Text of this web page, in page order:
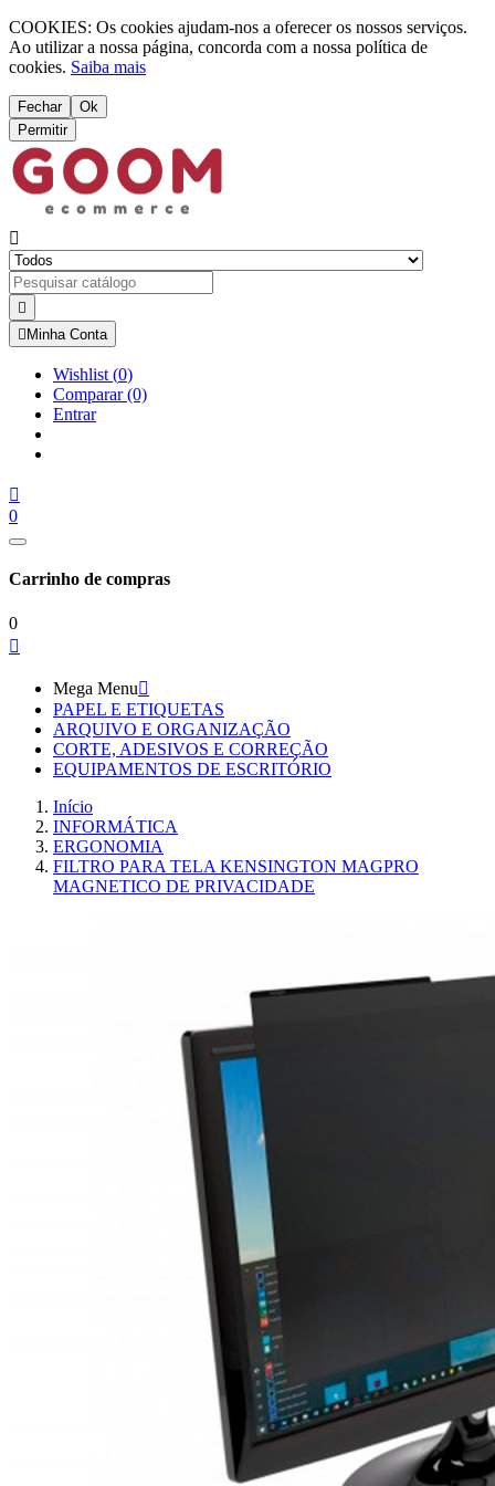
COOKIES: Os cookies ajudam-nos a oferecer os nossos serviços.
Ao utilizar a nossa página, concorda com a nossa política de
cookies. Saiba mais
Fechar
Ok
Permitir


 Minha Conta
Wishlist (0)
Comparar(0)
Entrar

0
Carrinho de compras
0

Mega Menu
PAPEL E ETIQUETAS
ARQUIVO E ORGANIZAÇÃO
CORTE, ADESIVOS E CORREÇÃO
EQUIPAMENTOS DE ESCRITÓRIO
Início
INFORMÁTICA
ERGONOMIA
FILTRO PARA TELA KENSINGTON MAGPRO
MAGNETICO DE PRIVACIDADE